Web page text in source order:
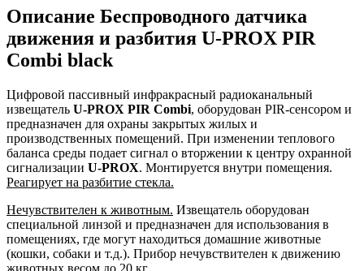
Описание Беспроводного датчика
движения и разбития U-PROX PIR
Combi black
Цифровой пассивный инфракрасный радиоканальный
извещатель U-PROX PIR Combi, оборудован PIR-сенсором и
предназначен для охраны закрытых жилых и
производственных помещений. При изменении теплового
баланса среды подает сигнал о вторжении к центру охранной
сигнализации U-PROX. Монтируется внутри помещения.
Реагирует на разбитие стекла.
Нечувствителен к животным. Извещатель оборудован
специальной линзой и предназначен для использования в
помещениях, где могут находиться домашние животные
(кошки, собаки и т.д.). Прибор нечувствителен к движению
животных весом до 20 кг.